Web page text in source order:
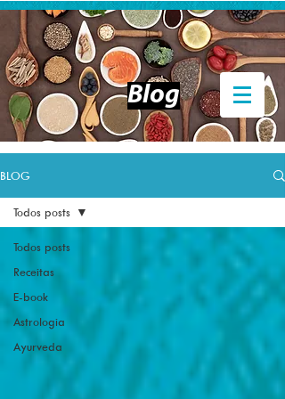
Entrar
Blog
BLOG
Todos posts
Receitas
E-book
Astrologia
Ayurveda
Todos posts